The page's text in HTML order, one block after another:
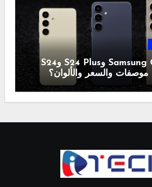
Samsung Galaxy S24 وS24 Plus وS24